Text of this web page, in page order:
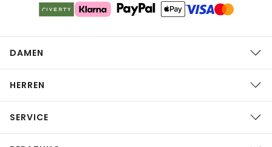
DAMEN
HERREN
SERVICE